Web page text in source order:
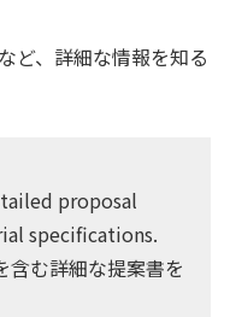
ど、詳細な情報を知る
proposal
specifications.
含む詳細な提案書を